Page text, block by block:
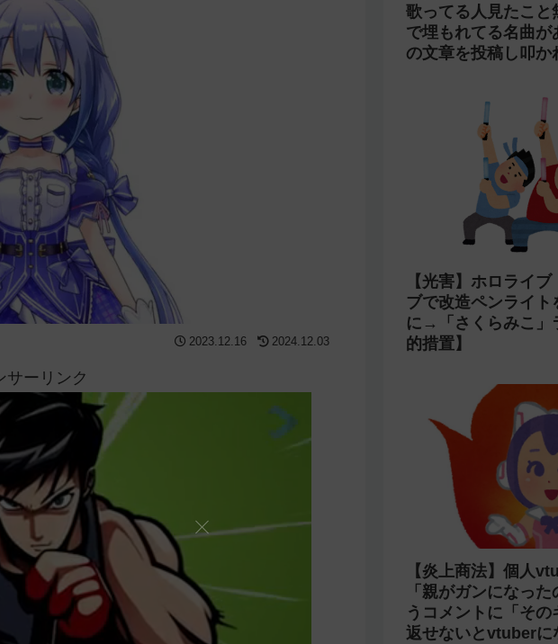
2023.12.16 2024.12.03
サーリンク
歌ってる人見たこと
で埋もれてる名曲
の文章を投稿し叩か
【光害】ホロライ
ブで改造ペンライ
に→「さくらみこ」
的措置】
【炎上商法】個人
「親がガンになっ
うコメントに「その
返せないとvtuberに